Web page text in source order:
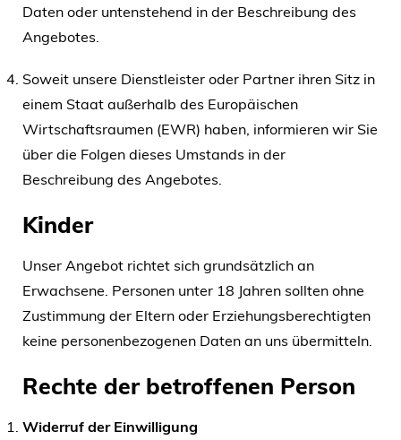
Daten oder untenstehend in der Beschreibung des
Angebotes.
Soweit unsere Dienstleister oder Partner ihren Sitz in
einem Staat außerhalb des Europäischen
Wirtschaftsraumen (EWR) haben, informieren wir Sie
über die Folgen dieses Umstands in der
Beschreibung des Angebotes.
Kinder
Unser Angebot richtet sich grundsätzlich an
Erwachsene. Personen unter 18 Jahren sollten ohne
Zustimmung der Eltern oder Erziehungsberechtigten
keine personenbezogenen Daten an uns übermitteln.
Rechte der betroffenen Person
Widerruf der Einwilligung